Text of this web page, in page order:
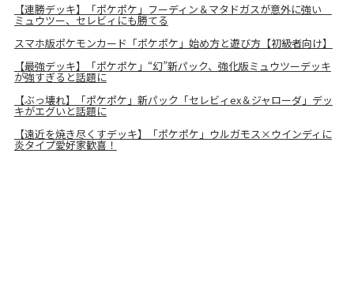
【連勝デッキ】「ポケポケ」フーディン＆マタドガスが意外に強い
ミュウツー、セレビィにも勝てる
スマホ版ポケモンカード「ポケポケ」始め方と遊び方【初級者向け】
【最強デッキ】「ポケポケ」“幻”新パック、強化版ミュウツーデッキ
が強すぎると話題に
【ぶっ壊れ】「ポケポケ」新パック「セレビィex＆ジャローダ」デッ
キがエグいと話題に
【遠近を焼き尽くすデッキ】「ポケポケ」ウルガモス×ウインディに
炎タイプ愛好家歓喜！